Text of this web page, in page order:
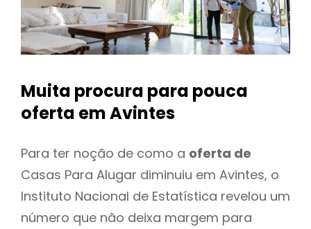
Muita procura para pouca
oferta em Avintes
Para ter noção de como a oferta de
Casas Para Alugar diminuiu em Avintes, o
Instituto Nacional de Estatística revelou um
número que não deixa margem para